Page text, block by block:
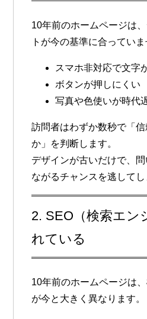
10年前のホームページは
トが今の基準に合っていま
スマホ非対応で文字
ボタンが押しにくい
写真や色使いが時代
訪問者はわずか数秒で「
か」を判断します。
デザインが古いだけで、
ながるチャンスを逃して
2. SEO（検索エン
れている
10年前のホームページは
が今と大きく異なります。